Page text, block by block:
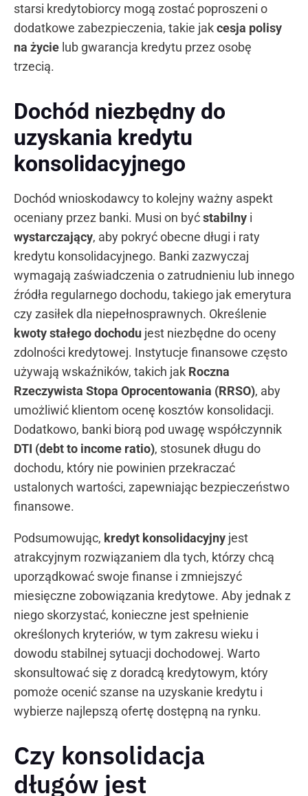
starsi kredytobiorcy mogą zostać poproszeni o
dodatkowe zabezpieczenia, takie jakcesja polisy
na życie lub gwarancja kredytu przez osobę
trzecią.
Dochód niezbędny do
uzyskania kredytu
konsolidacyjnego
Dochód wnioskodawcy to kolejny ważny aspekt
oceniany przez banki. Musi on byćstabilny i
wystarczający, aby pokryć obecne długi i raty
kredytu konsolidacyjnego. Banki zazwyczaj
wymagają zaświadczenia o zatrudnieniu lub innego
źródła regularnego dochodu, takiego jak emerytura
czy zasiłek dla niepełnosprawnych. Określenie
kwoty stałego dochodu jest niezbędne do oceny
zdolności kredytowej. Instytucje finansowe często
używają wskaźników, takich jak Roczna
Rzeczywista Stopa Oprocentowania (RRSO), aby
umożliwić klientom ocenę kosztów konsolidacji.
Dodatkowo, banki biorą pod uwagę współczynnik
DTI (debt to income ratio), stosunek długu do
dochodu, który nie powinien przekraczać
ustalonych wartości, zapewniając bezpieczeństwo
finansowe.
Podsumowując, kredyt konsolidacyjny jest
atrakcyjnym rozwiązaniem dla tych, którzy chcą
uporządkować swoje finanse i zmniejszyć
miesięczne zobowiązania kredytowe. Aby jednak z
niego skorzystać, konieczne jest spełnienie
określonych kryteriów, w tym zakresu wieku i
dowodu stabilnej sytuacji dochodowej. Warto
skonsultować się z doradcą kredytowym, który
pomoże ocenić szanse na uzyskanie kredytu i
wybierze najlepszą ofertę dostępną na rynku.
Czy konsolidacja
długów jest